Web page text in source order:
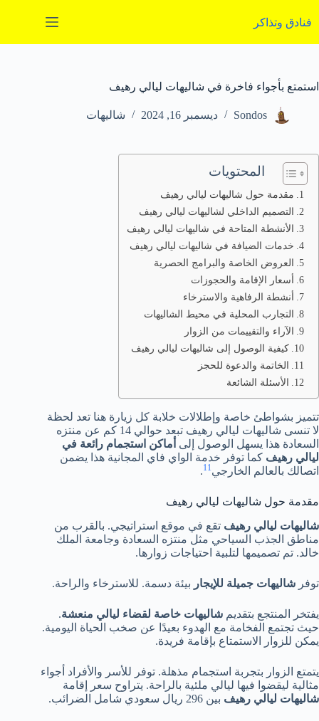
إلى
المحتوى
فنادق وتذاكر
استمتع بأجواء فاخرة في شاليهات ليالي رهيف
Sondos ديسمبر 16, 2024 شاليهات
المحتويات
مقدمة حول شاليهات ليالي رهيف
التصميم الداخلي لشاليهات ليالي رهيف
الأنشطة المتاحة في شاليهات ليالي رهيف
خدمات الضيافة في شاليهات ليالي رهيف
العروض الخاصة والبرامج الحصرية
أسعار الإقامة والحجوزات
أنشطة الرفاهية والاسترخاء
التجارب المحلية في محيط الشاليهات
الآراء والتقييمات من الزوار
كيفية الوصول إلى شاليهات ليالي رهيف
الخاتمة والدعوة للحجز
الأسئلة الشائعة
تتميز بشواطئ خاصة وإطلالات خلابة كل زيارة هنا تعد لحظة
لا تنسى شاليهات ليالي رهيف تبعد حوالي 14 كم عن منتزه
السعادة هذا يسهل الوصول إلى أماكن استجمام رائعة في
ليالي رهيف كما توفر خدمة الواي فاي المجانية هذا يضمن
اتصالك بالعالم الخارجي 11
.
مقدمة حول شاليهات ليالي رهيف
شاليهات ليالي رهيف تقع في موقع استراتيجي. بالقرب من
مناطق الجذب السياحي مثل منتزه السعادة وجامعة الملك
خالد. تم تصميمها لتلبية احتياجات زوارها.
توفر شاليهات جميلة للإيجار بيئة دسمة. للاسترخاء والراحة.
يفتخر المنتجع بتقديم شاليهات خاصة لقضاء ليالي منعشة.
حيث تجتمع الفخامة مع الهدوء بعيدًا عن صخب الحياة اليومية.
يمكن للزوار الاستمتاع بإقامة فريدة.
يتمتع الزوار بتجربة استجمام مذهلة. توفر للأسر والأفراد أجواء
مثالية ليقضوا فيها ليالي ملئية بالراحة. يتراوح سعر إقامة
شاليهات ليالي رهيف بين 296 ريال سعودي شامل الضرائب.